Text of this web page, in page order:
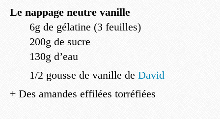
Le nappage neutre vanille
6g de gélatine (3 feuilles)
200g de sucre
130g d’eau
1/2 gousse de vanille de David
+ Des amandes effilées torréfiées